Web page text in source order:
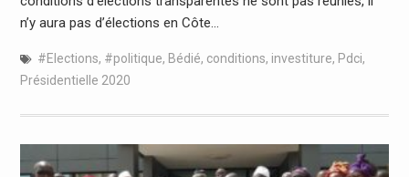
n’y aura pas d’élections en Côte…
#Elections, #politique, Bédié, conditions, investiture, Pdci,
Présidentielle 2020